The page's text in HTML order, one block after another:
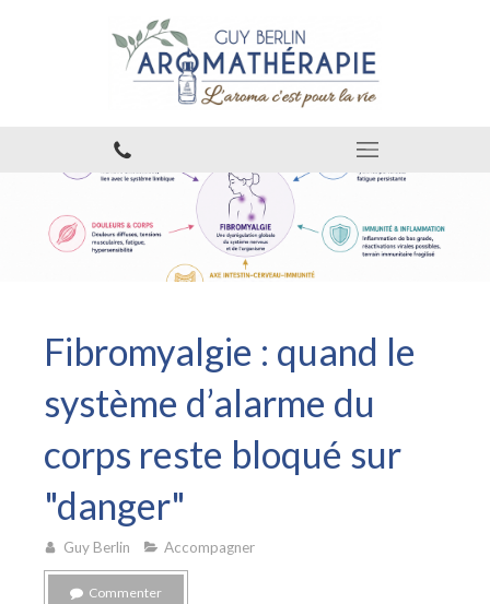
Fibromyalgie : quand le
système d’alarme du
corps reste bloqué sur
"danger"
Guy Berlin Accompagner
Commenter